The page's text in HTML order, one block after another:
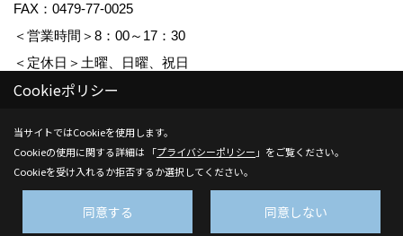
FAX：0479-77-0025
＜営業時間＞8：00～17：30
＜定休日＞土曜、日曜、祝日
Copyright (c) Shingyojikensetsu. All Rights Reserved.
Produced byゴデスクリエイト
_
Cookieポリシー
当サイトではCookieを使用します。
Cookieの使用に関する詳細は 「プライバシーポリシー 」をご覧ください。
Cookieを受け入れるか拒否するか選択してください。
同意する 同意しない